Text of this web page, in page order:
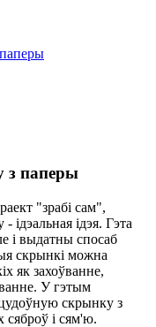
з паперы
"зрабі сам",
ідэя. Гэта
і выдатны спосаб
скрынкі можна
як захоўванне,
У гэтым
скрынку з
сяброў і сям'ю.